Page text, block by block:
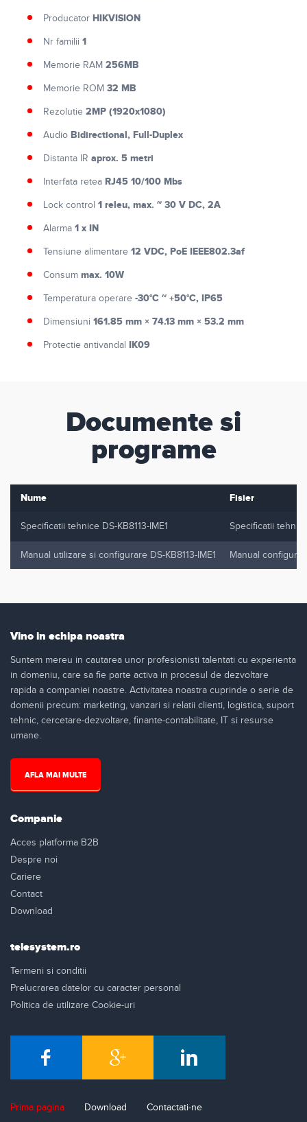
Producator HIKVISION
Nr familii 1
Memorie RAM 256MB
Memorie ROM 32 MB
Rezolutie 2MP (1920x1080)
Audio Bidirectional, Full-Duplex
Distanta IR aprox. 5 metri
Interfata retea RJ45 10/100 Mbs
Lock control 1 releu, max. ~ 30 V DC, 2A
Alarma 1 x IN
Tensiune alimentare 12 VDC, PoE IEEE802.3af
Consum max. 10W
Temperatura operare -30°C ~ +50°C, IP65
Dimensiuni 161.85 mm × 74.13 mm × 53.2 mm
Protectie antivandal IK09
Documente si
programe
Nume Fisier
Specificatii tehnice DS-KB8113-IME1 Specificatii
Manual utilizare si configurare DS-KB8113-IME1 Manual
Vino in echipa noastra
Suntem mereu in cautarea unor profesionisti talentati cu experienta
in domeniu, care sa fie parte activa in procesul de dezvoltare
rapida a companiei noastre. Activitatea noastra cuprinde o serie de
domenii precum: marketing, vanzari si relatii clienti, logistica, suport
tehnic, cercetare-dezvoltare, finante-contabilitate, IT si resurse
umane.
AFLA MAI MULTE
Companie
Acces platforma B2B
Despre noi
Cariere
Contact
Download
telesystem.ro
Termeni si conditii
Prelucrarea datelor cu caracter personal
Politica de utilizare Cookie-uri
Prima pagina Download Contactati-ne